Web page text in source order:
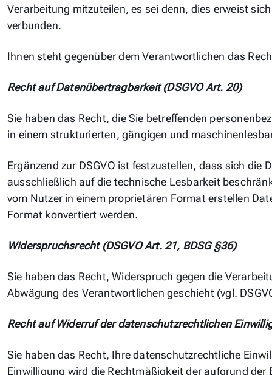
Verarbeitung mitzuteilen, es sei denn, dies erweist
verbunden.
Ihnen steht gegenüber dem Verantwortlichen das
Recht auf Datenübertragbarkeit (DSGVO Art. 20)
Sie haben das Recht, die Sie betreffenden
in einem strukturierten, gängigen und
Ergänzend zur DSGVO ist festzustellen, dass sich
ausschließlich auf die technische Lesbarkeit
vom Nutzer in einem proprietären Format erstellen
Format konvertiert werden.
Widerspruchsrecht (DSGVO Art. 21, BDSG §36)
Sie haben das Recht, Widerspruch gegen die
Abwägung des Verantwortlichen geschieht (vgl.
Recht auf Widerruf der datenschutzrechtlichen
Sie haben das Recht, Ihre datenschutzrechtliche
Einwilligung wird die Rechtmäßigkeit der aufgrund